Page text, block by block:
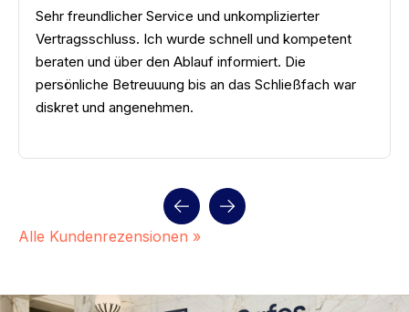
Sehr freundlicher Service und unkomplizierter
Vertragsschluss. Ich wurde schnell und kompetent
beraten und über den Ablauf informiert. Die
persönliche Betreuuung bis an das Schließfach war
diskret und angenehmen.
Alle Kundenrezensionen »